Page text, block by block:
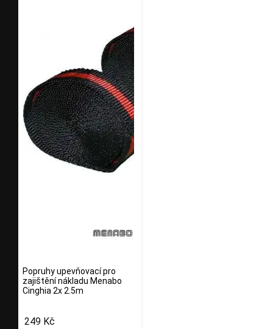
Popruhy upevňovací pro
zajištění nákladu Menabo
Cinghia 2x 2.5m
249 Kč